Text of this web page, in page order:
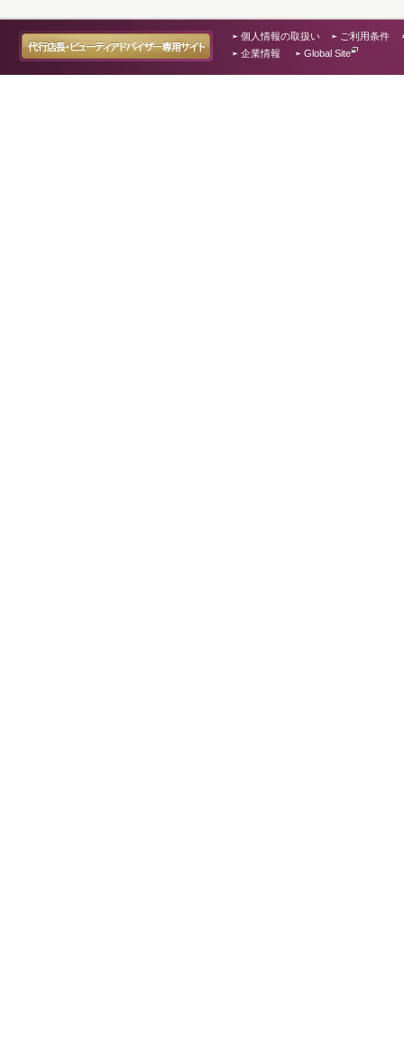
個人情報の取扱い
ご利用条件
企業情報
Global Site